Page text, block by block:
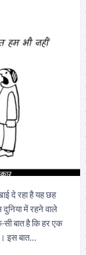
दे रहा है यह छह
में रहने वाले
सी बात है कि हर एक
इस बात...